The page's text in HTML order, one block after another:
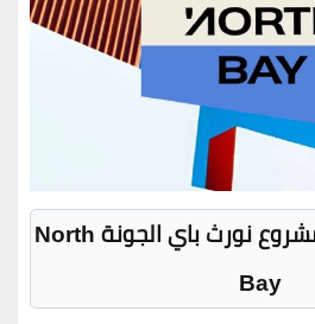
نورث باي الجونةNorth
Bay